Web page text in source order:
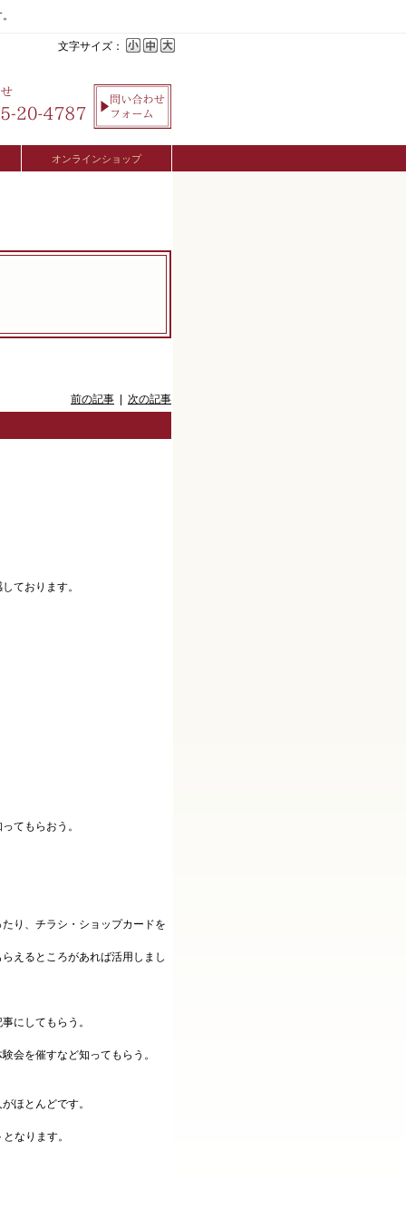
文字サイズ：
オンラインショップ
前の記事
次の記事
ております。
てもらおう。
り、チラシ・ショップカードを
えるところがあれば活用しまし
にしてもらう。
会を催すなど知ってもらう。
ほとんどです。
なります。